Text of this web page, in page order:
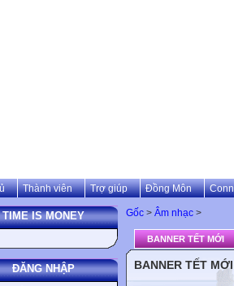
Thành viên Trợ giúp Đồng Môn
TIME IS MONEY
ĐĂNG NHẬP
Gốc > Âm nhạc >
BANNER TẾT MỚI
BANNER TẾT MỚI